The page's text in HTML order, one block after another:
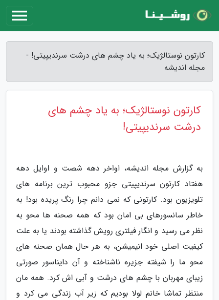
کارتون نوستالژیک؛ به یاد چشم های درشت سرندیپیتی! -
مجله اندیشه
کارتون نوستالژیک؛ به یاد چشم های
درشت سرندیپیتی!
به گزارش مجله اندیشه، اواخر دهه شصت و اوایل دهه
هفتاد کارتون سرندیپیتی جزو محبوب ترین برنامه های
تلویزیون بود. کارتونی که نمی دانم چرا رنگ پریده بود! به
خاطر سانسورهای بی امان بود که همه صحنه ها محو به
نظر می رسید و انگار فیلتری رویش گذاشته بودند یا به علت
کیفیت اصلی خود انیمیشن، به هر حال همان صحنه های
محو ما را شیفته جزیره ناشناخته و آن دایناسور صورتی
زیبای مهربان با چشم های درشت و آبی اش کرد. همه مان
منتظر تماشا خانم لولا بودیم که زیر آب زندگی می کرد و